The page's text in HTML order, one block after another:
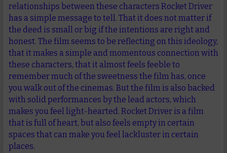
relationships between these characters Rocket Driver
has a simple message to tell. That it does not matter if
the deed is small or big if the intentions are right and
honest. The film seems to be reflecting on this ideology,
that it makes a simple and momentous connection with
these characters, that it almost feels feeble to
remember much of the sweetness the film has, once
you walk out of the cinemas. But the film is also backed
with solid performances by the lead actors, which
makes you feel light-hearted. Rocket Driver is a film
that is full of heart, but also feels empty in certain
spaces that can make you feel lackluster in certain
places.